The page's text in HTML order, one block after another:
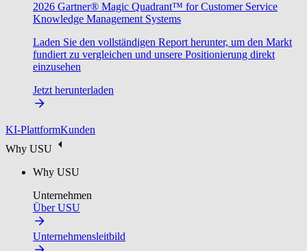
2026 Gartner® Magic Quadrant™ for Customer Service
Knowledge Management Systems
Laden Sie den vollständigen Report herunter, um den Markt
fundiert zu vergleichen und unsere Positionierung direkt
einzusehen
Jetzt herunterladen
KI-PlattformKunden
Why USU
Why USU
Unternehmen
Über USU
Unternehmensleitbild